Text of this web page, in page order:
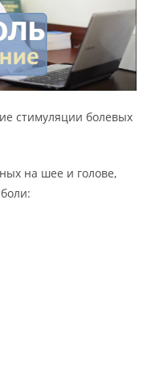
стимуляции болевых
на шее и голове,